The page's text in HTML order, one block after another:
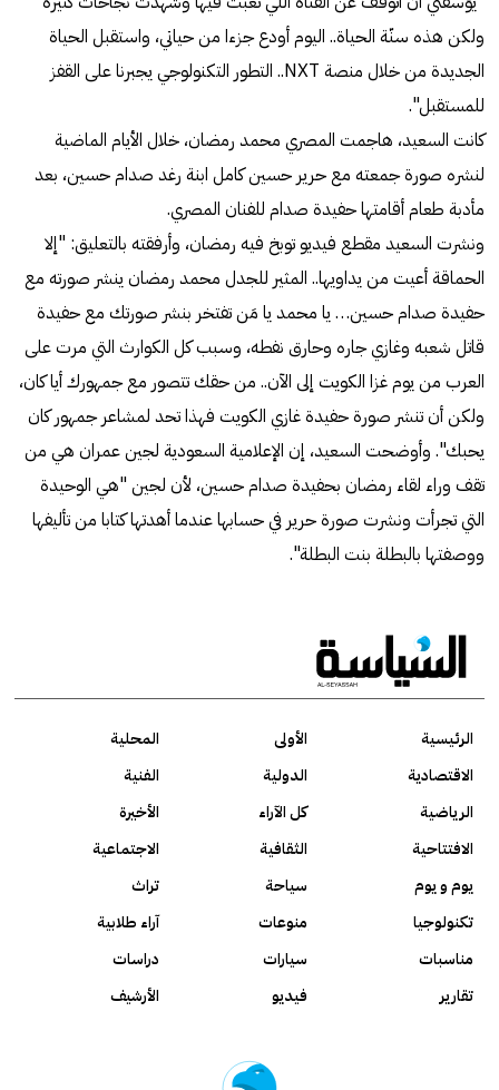
ولكن هذه سنّة الحياة.. اليوم أودع جزءا من حياتي، واستقبل الحياة
الجديدة من خلال منصة NXT.. التطور التكنولوجي يجبرنا على القفز
للمستقبل".
كانت السعيد، هاجمت المصري محمد رمضان، خلال الأيام الماضية
لنشره صورة جمعته مع حرير حسين كامل ابنة رغد صدام حسين، بعد
مأدبة طعام أقامتها حفيدة صدام للفنان المصري.
ونشرت السعيد مقطع فيديو توبخ فيه رمضان، وأرفقته بالتعليق: "إلا
الحماقة أعيت من يداويها.. المثير للجدل محمد رمضان ينشر صورته مع
حفيدة صدام حسين… يا محمد يا مَن تفتخر بنشر صورتك مع حفيدة
قاتل شعبه وغازي جاره وحارق نفطه، وسبب كل الكوارث التي مرت على
العرب من يوم غزا الكويت إلى الآن.. من حقك تتصور مع جمهورك أيا كان،
ولكن أن تنشر صورة حفيدة غازي الكويت فهذا تحد لمشاعر جمهور كان
يحبك". وأوضحت السعيد، إن الإعلامية السعودية لجين عمران هي من
تقف وراء لقاء رمضان بحفيدة صدام حسين، لأن لجين "هي الوحيدة
التي تجرأت ونشرت صورة حرير في حسابها عندما أهدتها كتابا من تأليفها
ووصفتها بالبطلة بنت البطلة".
الرئيسية الأولى
المحلية
الاقتصادية
الدولية
الفنية
الرياضية
كل الآراء
الأخيرة
الافتتاحية
الثقافية
الاجتماعية
يوم و يوم
سياحة
تراث
تكنولوجيا
منوعات
آراء طلابية
مناسبات
سيارات
دراسات
تقارير
فيديو الأرشيف